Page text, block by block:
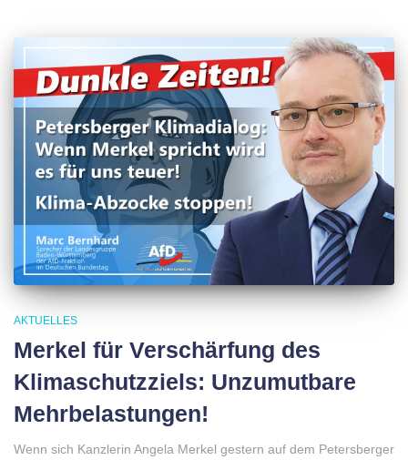
AKTUELLES
Merkel für Verschärfung des
Klimaschutzziels: Unzumutbare
Mehrbelastungen!
Wenn sich Kanzlerin Angela Merkel gestern auf dem Petersberger